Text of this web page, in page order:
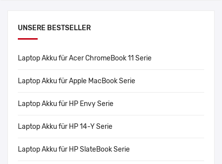
UNSERE BESTSELLER
Laptop Akku für Acer ChromeBook 11 Serie
Laptop Akku für Apple MacBook Serie
Laptop Akku für HP Envy Serie
Laptop Akku für HP 14-Y Serie
Laptop Akku für HP SlateBook Serie